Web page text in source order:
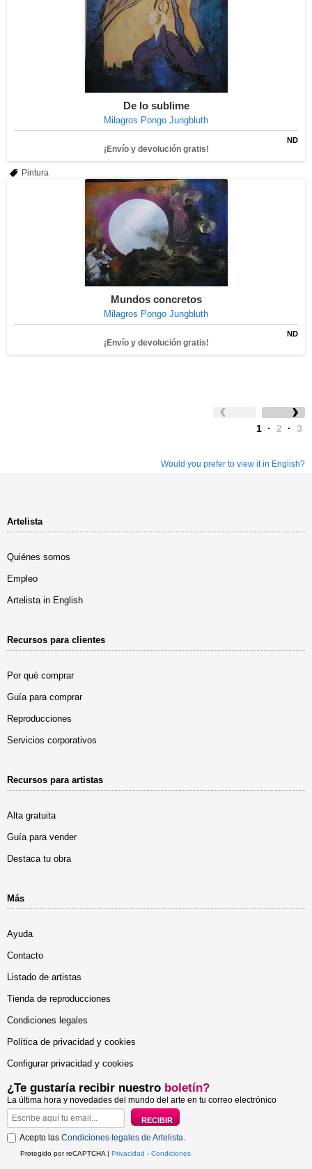
De lo sublime
Milagros Pongo Jungbluth
ND
¡Envío y devolución gratis!
Pintura
Mundos concretos
Milagros Pongo Jungbluth
ND
¡Envío y devolución gratis!
1 · 2 · 3
Would you prefer to view it in English?
Artelista
Quiénes somos
Empleo
Artelista in English
Recursos para clientes
Por qué comprar
Guía para comprar
Reproducciones
Servicios corporativos
Recursos para artistas
Alta gratuita
Guía para vender
Destaca tu obra
Más
Ayuda
Contacto
Listado de artistas
Tienda de reproducciones
Condiciones legales
Política de privacidad y cookies
Configurar privacidad y cookies
¿Te gustaría recibir nuestro boletín?
La última hora y novedades del mundo del arte en tu correo electrónico
Acepto las Condiciones legales de Artelista.
Protegido por reCAPTCHA | Privacidad - Condiciones